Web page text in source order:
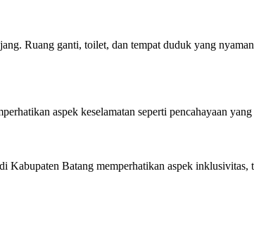
Ruang ganti, toilet, dan tempat duduk yang
aspek keselamatan seperti pencahayaan
Kabupaten Batang memperhatikan aspek